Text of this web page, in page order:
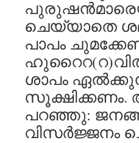
ചെയ്യാതെ
പാപം
ശാപം
സൂക്ഷിക്കണം.
പറഞ്ഞു:
വിസർജ്ജനം